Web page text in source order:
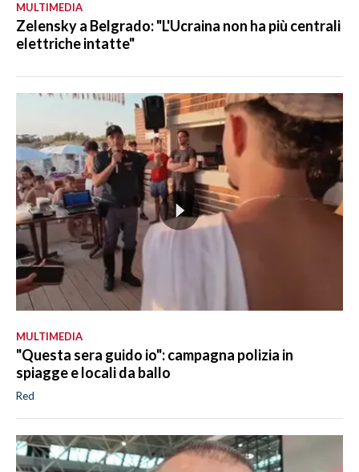
MULTIMEDIA
Zelensky a Belgrado: "L'Ucraina non ha più centrali
elettriche intatte"
MULTIMEDIA
"Questa sera guido io": campagna polizia in
spiagge e locali da ballo
Red